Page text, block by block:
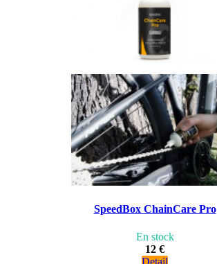
SpeedBox ChainCare Pro
En stock
12 €
Detail